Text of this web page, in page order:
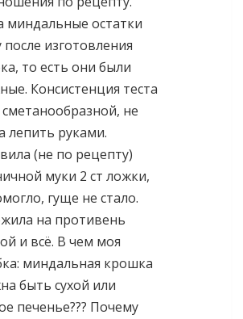
миндальные остатки
после изготовления
то есть они были
Консистенция теста
не
лепить руками.
(не по рецепту)
муки 2 ст ложки,
гуще не стало.
на противень
и всё. В чем моя
миндальная крошка
быть сухой или
печенье??? Почему